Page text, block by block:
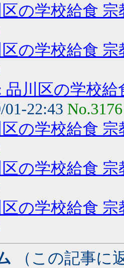
区の学校給食
区の学校給食
品川区の学校
01-22:43 No.3176
区の学校給食
区の学校給食
区の学校給食
（この記事に